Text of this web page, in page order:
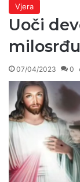
Vjera
Uoči
07/04/2023 0